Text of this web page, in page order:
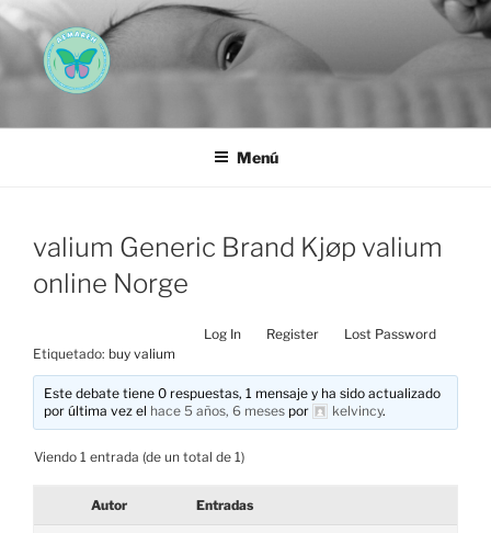
Saltar
al
contenido
AEMAREH
Menú
valium Generic Brand Kjøp valium
online Norge
Log In Register
Lost Password
Etiquetado: buy valium
Este debate tiene 0 respuestas, 1 mensaje y ha sido actualizado
por última vez el hace 5 años, 6 meses por kelvincy.
Viendo 1 entrada (de un total de 1)
Autor Entradas